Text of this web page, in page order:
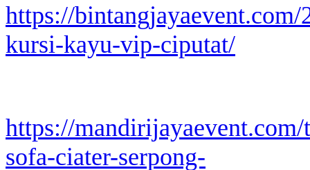
https://bintangjayaevent.com/
kursi-kayu-vip-ciputat/
https://mandirijayaevent.com/
sofa-ciater-serpong-